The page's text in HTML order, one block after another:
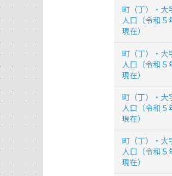
町（丁）・大
人口（令和５
現在）
町（丁）・大
人口（令和５
現在）
町（丁）・大
人口（令和５
現在）
町（丁）・大
人口（令和５
現在）